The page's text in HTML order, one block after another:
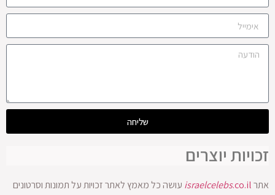
שליחה
זכויות יוצרים
אתר israelcelebs.co.il
עושה כל מאמץ לאתר זכויות על תמונות וסרטונים